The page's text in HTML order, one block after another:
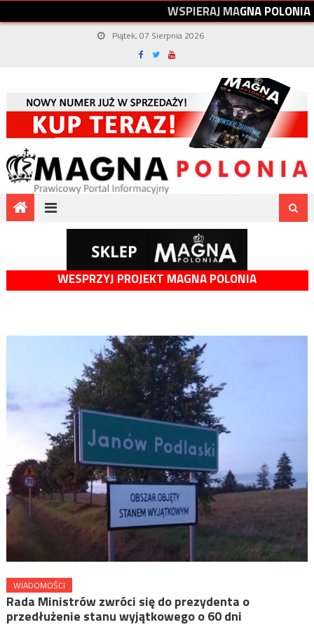
WSPIERAJMAGNAPOLONIA
Piątek, 07 Sierpnia 2026
WESPRZYJ PROJEKT MAGNA POLONIA
WIADOMOŚCI
Rada Ministrów zwróci się do prezydenta o
przedłużenie stanu wyjątkowego o 60 dni